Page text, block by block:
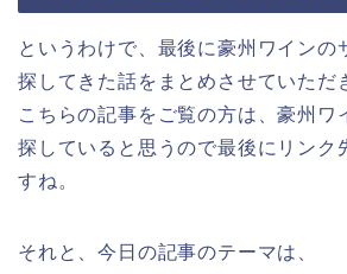
というわけで、最後に豪州ワインの
探してきた話をまとめさせていただ
こちらの記事をご覧の方は、豪州ワ
探していると思うので最後にリンク
すね。
それと、今日の記事のテーマは、